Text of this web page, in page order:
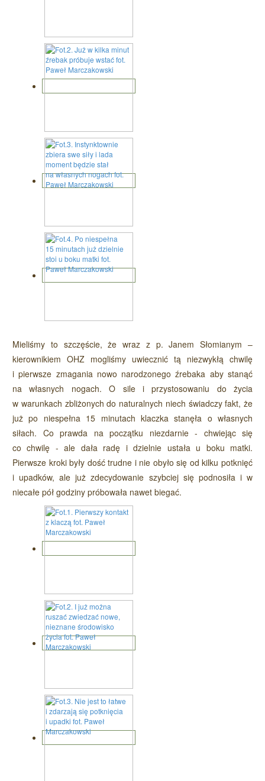
Mieliśmy to szczęście, że wraz z p. Janem Słomianym –
kierownikiem OHZ mogliśmy uwiecznić tą niezwykłą chwilę
i pierwsze zmagania nowo narodzonego źrebaka aby stanąć
na własnych nogach. O sile i przystosowaniu do życia
w warunkach zbliżonych do naturalnych niech świadczy fakt, że
już po niespełna 15 minutach klaczka stanęła o własnych
siłach. Co prawda na początku niezdarnie - chwiejąc się
co chwilę - ale dała radę i dzielnie ustała u boku matki.
Pierwsze kroki były dość trudne i nie obyło się od kilku potknięć
i upadków, ale już zdecydowanie szybciej się podnosiła i w
niecałe pół godziny próbowała nawet biegać.